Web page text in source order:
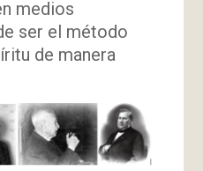
medios
ser el método
de manera